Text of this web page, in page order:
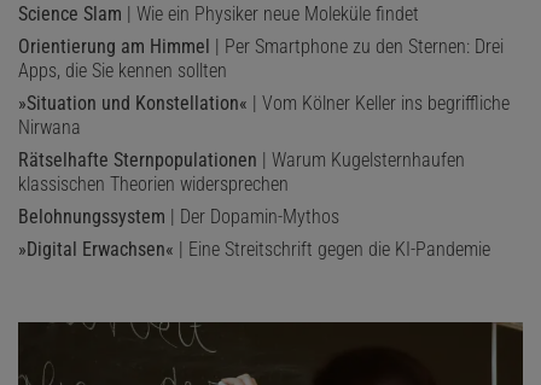
Science Slam | Wie ein Physiker neue Moleküle findet
Orientierung am Himmel | Per Smartphone zu den Sternen: Drei
Apps, die Sie kennen sollten
»Situation und Konstellation« | Vom Kölner Keller ins begriffliche
Nirwana
Rätselhafte Sternpopulationen | Warum Kugelsternhaufen
klassischen Theorien widersprechen
Belohnungssystem | Der Dopamin-Mythos
»Digital Erwachsen« | Eine Streitschrift gegen die KI-Pandemie